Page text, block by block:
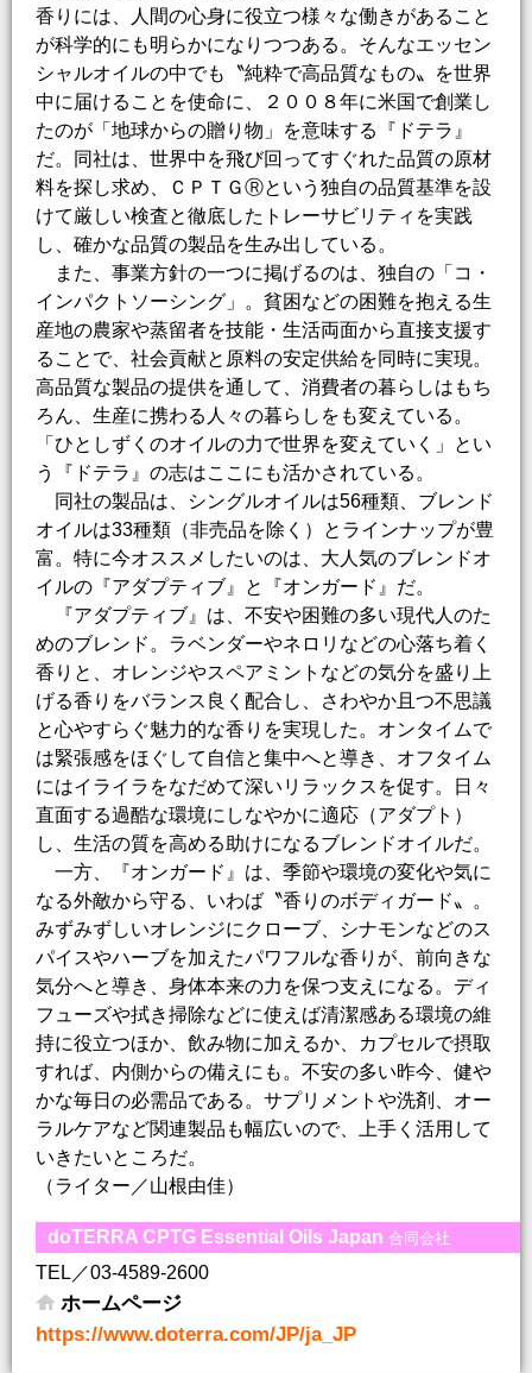
香りには、人間の心身に役立つ様々な働きがあること
が科学的にも明らかになりつつある。そんなエッセン
シャルオイルの中でも〝純粋で高品質なもの〟を世界
中に届けることを使命に、２００８年に米国で創業し
たのが「地球からの贈り物」を意味する『ドテラ』
だ。同社は、世界中を飛び回ってすぐれた品質の原材
料を探し求め、ＣＰＴＧⓇという独自の品質基準を設
けて厳しい検査と徹底したトレーサビリティを実践
し、確かな品質の製品を生み出している。
また、事業方針の一つに掲げるのは、独自の「コ・
インパクトソーシング」。貧困などの困難を抱える生
産地の農家や蒸留者を技能・生活両面から直接支援す
ることで、社会貢献と原料の安定供給を同時に実現。
高品質な製品の提供を通して、消費者の暮らしはもち
ろん、生産に携わる人々の暮らしをも変えている。
「ひとしずくのオイルの力で世界を変えていく」とい
う『ドテラ』の志はここにも活かされている。
同社の製品は、シングルオイルは56種類、ブレンド
オイルは33種類（非売品を除く）とラインナップが豊
富。特に今オススメしたいのは、大人気のブレンドオ
イルの『アダプティブ』と『オンガード』だ。
『アダプティブ』は、不安や困難の多い現代人のた
めのブレンド。ラベンダーやネロリなどの心落ち着く
香りと、オレンジやスペアミントなどの気分を盛り上
げる香りをバランス良く配合し、さわやか且つ不思議
と心やすらぐ魅力的な香りを実現した。オンタイムで
は緊張感をほぐして自信と集中へと導き、オフタイム
にはイライラをなだめて深いリラックスを促す。日々
直面する過酷な環境にしなやかに適応（アダプト）
し、生活の質を高める助けになるブレンドオイルだ。
一方、『オンガード』は、季節や環境の変化や気に
なる外敵から守る、いわば〝香りのボディガード〟。
みずみずしいオレンジにクローブ、シナモンなどのス
パイスやハーブを加えたパワフルな香りが、前向きな
気分へと導き、身体本来の力を保つ支えになる。ディ
フューズや拭き掃除などに使えば清潔感ある環境の維
持に役立つほか、飲み物に加えるか、カプセルで摂取
すれば、内側からの備えにも。不安の多い昨今、健や
かな毎日の必需品である。サプリメントや洗剤、オー
ラルケアなど関連製品も幅広いので、上手く活用して
いきたいところだ。
（ライター／山根由佳）
doTERRA CPTG Essential Oils Japan 合同会社
TEL／03-4589-2600
ホームページ
https://www.doterra.com/JP/ja_JP